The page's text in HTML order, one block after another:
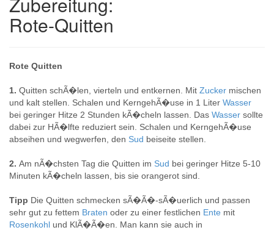
Rote-Quitten
Rote Quitten
1. Quitten schÃ�len, vierteln und entkernen. Mit Zucker mischen
und kalt stellen. Schalen und KerngehÃ�use in 1 Liter Wasser
bei geringer Hitze 2 Stunden kÃ�cheln lassen. Das Wasser sollte
dabei zur HÃ�lfte reduziert sein. Schalen und KerngehÃ�use
abseihen und wegwerfen, den Sud beiseite stellen.
2. Am nÃ�chsten Tag die Quitten im Sud bei geringer Hitze 5-10
Minuten kÃ�cheln lassen, bis sie orangerot sind.
Tipp Die Quitten schmecken sÃ�Ã�-sÃ�uerlich und passen
sehr gut zu fettem Braten oder zu einer festlichen Ente mit
Rosenkohl und KlÃ�Ã�en. Man kann sie auch in